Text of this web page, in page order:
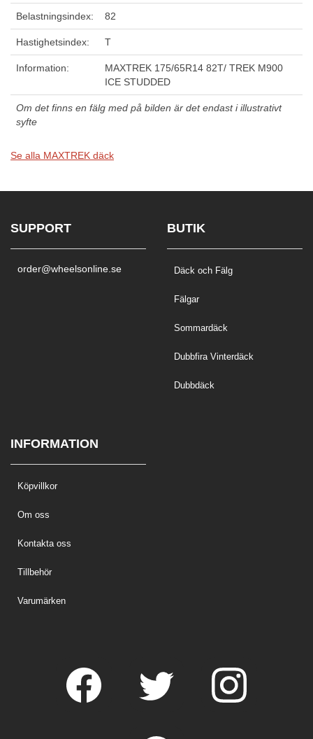
Belastningsindex: 82
Hastighetsindex: T
Information:
MAXTREK 175/65R14 82T/ TREK M900
ICE STUDDED
Om det finns en fälg med på bilden är det endast i illustrativt
syfte
Se alla MAXTREK däck
SUPPORT
order@wheelsonline.se
BUTIK
Däck och Fälg
Fälgar
Sommardäck
Dubbfira Vinterdäck
Dubbdäck
INFORMATION
Köpvillkor
Om oss
Kontakta oss
Tillbehör
Varumärken